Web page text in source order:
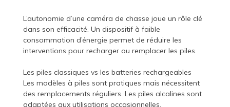
L’autonomie d’une caméra de chasse joue un rôle clé
dans son efficacité. Un dispositif à faible
consommation d’énergie permet de réduire les
interventions pour recharger ou remplacer les piles.
Les piles classiques vs les batteries rechargeables
Les modèles à piles sont pratiques mais nécessitent
des remplacements réguliers. Les piles alcalines sont
adaptées aux utilisations occasionnelles.